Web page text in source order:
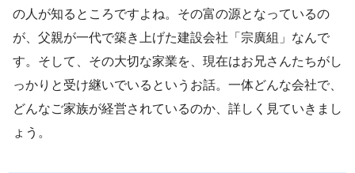
の人が知るところですよね。その富の源となっているの
が、父親が一代で築き上げた建設会社「宗廣組」なんで
す。そして、その大切な家業を、現在はお兄さんたちがし
っかりと受け継いでいるというお話。一体どんな会社で、
どんなご家族が経営されているのか、詳しく見ていきまし
ょう。